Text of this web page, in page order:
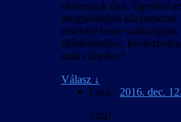
ránéznünk újra. Egyúttal
megpróbáljuk
részletre lenne
előidézéséhez,
mail címeden?
Válasz ↓
Laca - 2016. dec.
Szia!